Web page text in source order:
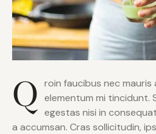
Q roin faucibus nec mauris
elementum mi tincidunt.
egestas nisi in
a accumsan. Cras sollicitudin,